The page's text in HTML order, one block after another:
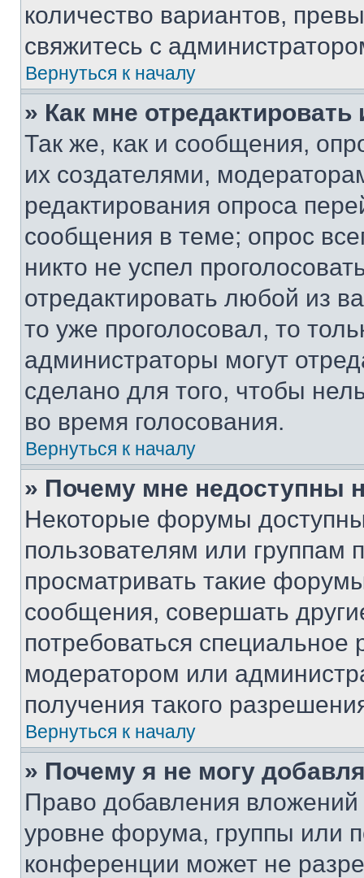
количество вариантов,
свяжитесь с
Вернуться к началу
» Как мне
Так же, как и сообщения,
их создателями,
редактирования опроса
сообщения в теме; опрос
никто не успел
отредактировать любой из
то уже проголосовал, то
администраторы могут
сделано для того, чтобы
во время голосования.
Вернуться к началу
» Почему мне недоступны
Некоторые форумы
пользователям или группам
просматривать такие
сообщения, совершать
потребоваться
модератором или
получения такого
Вернуться к началу
» Почему я не могу
Право добавления
уровне форума, группы или
конференции может не